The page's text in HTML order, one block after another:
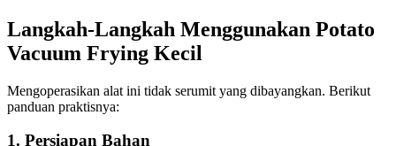
Langkah-Langkah Menggunakan Potato
Vacuum Frying Kecil
Mengoperasikan alat ini tidak serumit yang dibayangkan. Berikut
panduan praktisnya:
1. Persiapan Bahan